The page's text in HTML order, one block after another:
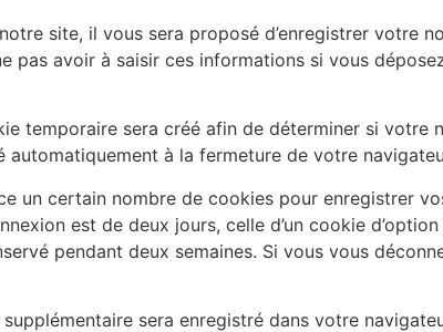
site, il vous sera proposé d’enregistrer votre
pas avoir à saisir ces informations si vous
temporaire sera créé afin de déterminer si votre
à la fermeture de votre
un certain nombre de cookies pour enregistrer
est de deux jours, celle d’un cookie
pendant deux semaines. Si vous vous
sera enregistré dans votre